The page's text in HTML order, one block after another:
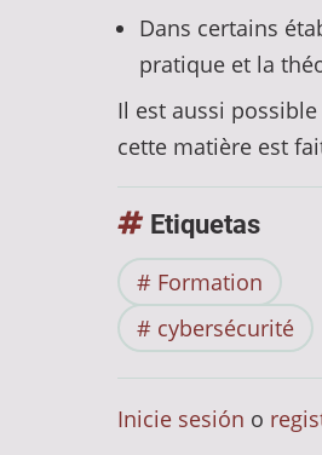
Dans certains
pratique et la
Il est aussi
cette matière est
Etiquetas
Formation
cybersécurité
Inicie sesión o